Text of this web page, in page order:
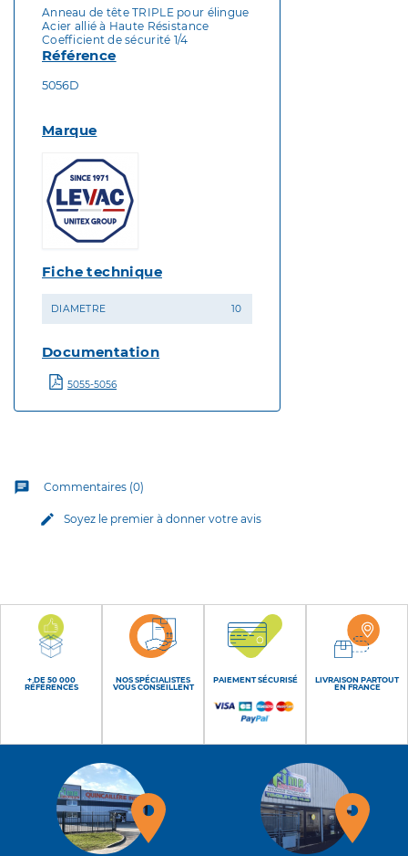
Anneau de tête TRIPLE pour élingue
Acier allié à Haute Résistance
Coefficient de sécurité 1/4
Référence
5056D
Marque
Fiche technique
DIAMETRE 10
Documentation
5055-5056
chat Commentaires (0)
edit Soyez le premier à donner votre avis
+ DE 50 000
RÉFÉRENCES
NOS SPÉCIALISTES
VOUS CONSEILLENT
PAIEMENT SÉCURISÉ
LIVRAISON PARTOUT
EN FRANCE